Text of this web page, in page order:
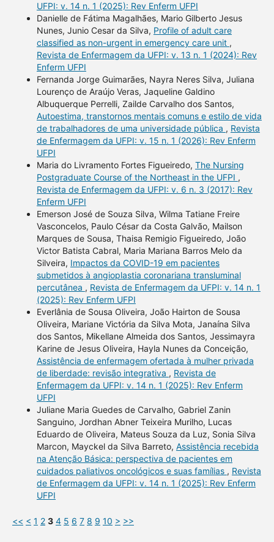
UFPI: v. 14 n. 1 (2025): Rev Enferm UFPI
Danielle de Fátima Magalhães, Mario Gilberto Jesus
Nunes, Junio Cesar da Silva, Profile of adult care
classified as non-urgent in emergency care unit ,
Revista de Enfermagem da UFPI: v. 13 n. 1 (2024): Rev
Enferm UFPI
Fernanda Jorge Guimarães, Nayra Neres Silva, Juliana
Lourenço de Araújo Veras, Jaqueline Galdino
Albuquerque Perrelli, Zailde Carvalho dos Santos,
Autoestima, transtornos mentais comuns e estilo de vida
de trabalhadores de uma universidade pública , Revista
de Enfermagem da UFPI: v. 15 n. 1 (2026): Rev Enferm
UFPI
Maria do Livramento Fortes Figueiredo, The Nursing
Postgraduate Course of the Northeast in the UFPI ,
Revista de Enfermagem da UFPI: v. 6 n. 3 (2017): Rev
Enferm UFPI
Emerson José de Souza Silva, Wilma Tatiane Freire
Vasconcelos, Paulo César da Costa Galvão, Mailson
Marques de Sousa, Thaisa Remigio Figueiredo, João
Victor Batista Cabral, Maria Mariana Barros Melo da
Silveira, Impactos da COVID-19 em pacientes
submetidos à angioplastia coronariana transluminal
percutânea , Revista de Enfermagem da UFPI: v. 14 n. 1
(2025): Rev Enferm UFPI
Everlânia de Sousa Oliveira, João Hairton de Sousa
Oliveira, Mariane Victória da Silva Mota, Janaína Silva
dos Santos, Mikellane Almeida dos Santos, Jessimayra
Karine de Jesus Oliveira, Hayla Nunes da Conceição,
Assistência de enfermagem ofertada à mulher privada
de liberdade: revisão integrativa , Revista de
Enfermagem da UFPI: v. 14 n. 1 (2025): Rev Enferm
UFPI
Juliane Maria Guedes de Carvalho, Gabriel Zanin
Sanguino, Jordhan Abner Teixeira Murilho, Lucas
Eduardo de Oliveira, Mateus Souza da Luz, Sonia Silva
Marcon, Mayckel da Silva Barreto, Assistência recebida
na Atenção Básica: perspectiva de pacientes em
cuidados paliativos oncológicos e suas famílias , Revista
de Enfermagem da UFPI: v. 14 n. 1 (2025): Rev Enferm
UFPI
<< < 1 2 3 4 5 6 7 8 9 10 > >>